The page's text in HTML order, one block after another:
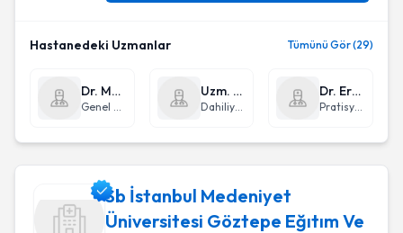
Hastanedeki Uzmanlar Tümünü Gör (29)
Dr. Memiş Karakaya
Genel Cerrahi
Uzm. Dr. Nilgün Göveç Gıynaş
Dahiliye - İç Hastalıkları
Dr. Erhan Baştuğ
Pratisyen Hekimlik
Sb İstanbul Medeniyet
Üniversitesi Göztepe Eğıtım Ve